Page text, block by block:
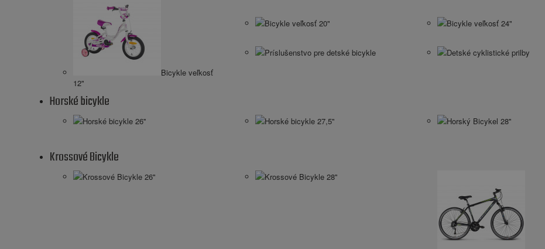
Bicykle veľkosť
12"
Bicykle veľkosť 20" Bicykle veľkosť 24"
Príslušenstvo pre detské bicykle Detské cyklistické prilby
Horské bicykle
Horské bicykle 26'' Horské bicykle 27,5'' Horský Bicykel 28''
Krossové Bicykle
Krossové Bicykle 26'' Krossové Bicykle 28''